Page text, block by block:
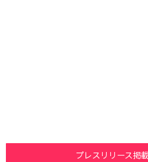
プレスリリース掲